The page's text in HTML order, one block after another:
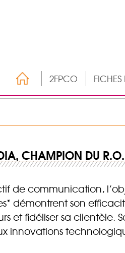
2FPCO
CHAMPION DU
de communication,
démontrent son
et fidéliser sa
innovations